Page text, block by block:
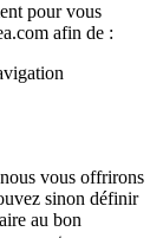
pour vous
afin de :
vous offrirons
sinon définir
au bon